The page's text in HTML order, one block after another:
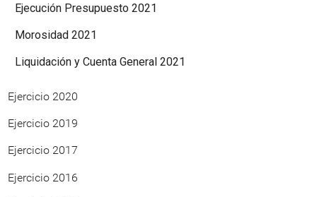
Ejecución Presupuesto 2021
Morosidad 2021
Liquidación y Cuenta General 2021
Ejercicio 2020
Ejercicio 2019
Ejercicio 2017
Ejercicio 2016